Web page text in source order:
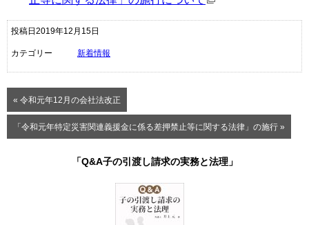
投稿日2019年12月15日
カテゴリー 新着情報
« 令和元年12月の会社法改正
「令和元年特定災害関連義援金に係る差押禁止等に関する法律」の施行 »
「Q&A子の引渡し請求の実務と法理」